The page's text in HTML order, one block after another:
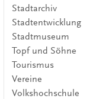
Stadtarchiv
Stadtentwicklung
Stadtmuseum
Topf und Söhne
Tourismus
Vereine
Volkshochschule